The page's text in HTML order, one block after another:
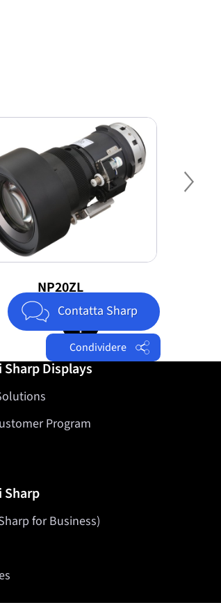
NP20ZL
Contatta Sharp
Condividere
Facebook
LinkedIn
Jump to top of page
Displays
Program
Sharp
for Business)